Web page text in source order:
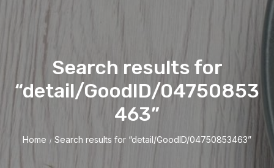
Search results for
“detail/GoodID/04750853
463”
Home / Search results for “detail/GoodID/04750853463”